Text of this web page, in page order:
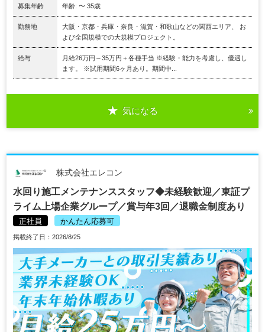
募集年齢 年齢: 〜 35歳
勤務地
大阪・京都・兵庫・奈良・滋賀・和歌山などの関西エリア、 お
よび全国規模での大規模プロジェクト。
給与
月給26万円～35万円＋各種手当 ※経験・能力を考慮し、優遇し
ます。 ※試用期間6ヶ月あり。期間中...
気になる
株式会社エレコン
水回り施工メンテナンススタッフ◆未経験歓迎／東証プ
ライム上場企業グループ／賞与年3回／退職金制度あり
正社員 かんたん応募可
掲載終了日：2026/8/25